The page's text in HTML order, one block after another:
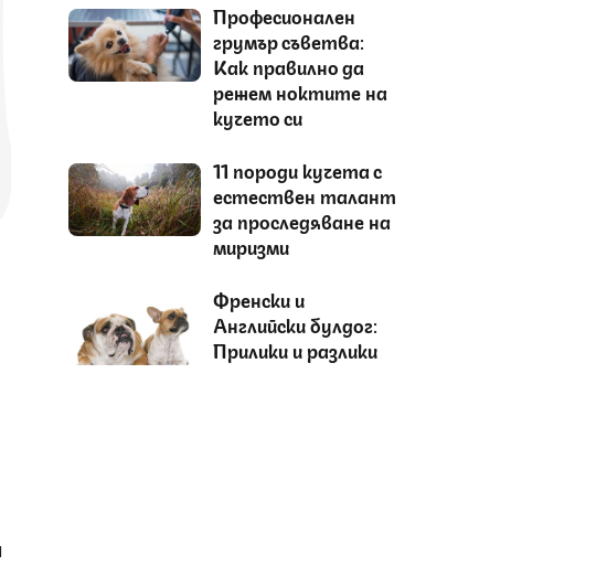
Професионален
грумър съветва:
Как правилно да
режем ноктите на
кучето си
11 породи кучета с
естествен талант
за проследяване на
миризми
Френски и
Английски булдог:
Прилики и разлики